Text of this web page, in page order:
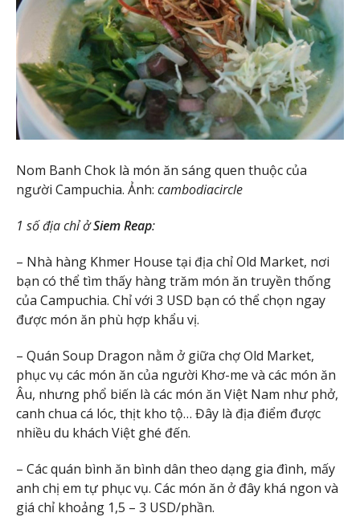
Nom Banh Chok là món ăn sáng quen thuộc của
người Campuchia. Ảnh: cambodiacircle
1 số địa chỉ ởSiem Reap:
– Nhà hàng Khmer House tại địa chỉ Old Market, nơi
bạn có thể tìm thấy hàng trăm món ăn truyền thống
của Campuchia. Chỉ với 3 USD bạn có thể chọn ngay
được món ăn phù hợp khẩu vị.
– Quán Soup Dragon nằm ở giữa chợ Old Market,
phục vụ các món ăn của người Khơ-me và các món ăn
Âu, nhưng phổ biến là các món ăn Việt Nam như phở,
canh chua cá lóc, thịt kho tộ… Đây là địa điểm được
nhiều du khách Việt ghé đến.
– Các quán bình ăn bình dân theo dạng gia đình, mấy
anh chị em tự phục vụ. Các món ăn ở đây khá ngon và
giá chỉ khoảng 1,5 – 3 USD/phần.